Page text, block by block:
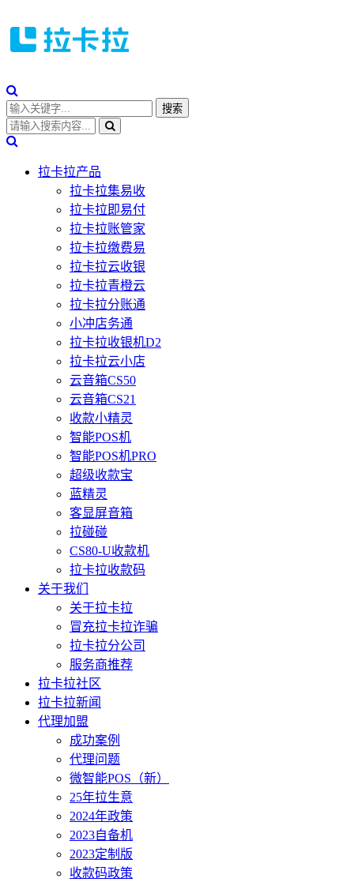
拉卡拉产品
拉卡拉集易收
拉卡拉即易付
拉卡拉账管家
拉卡拉缴费易
拉卡拉云收银
拉卡拉青橙云
拉卡拉分账通
小冲店务通
拉卡拉收银机D2
拉卡拉云小店
云音箱CS50
云音箱CS21
收款小精灵
智能POS机
智能POS机PRO
超级收款宝
蓝精灵
客显屏音箱
拉碰碰
CS80-U收款机
拉卡拉收款码
关于我们
关于拉卡拉
冒充拉卡拉诈骗
拉卡拉分公司
服务商推荐
拉卡拉社区
拉卡拉新闻
代理加盟
成功案例
代理问题
微智能POS（新）
25年拉生意
2024年政策
2023自备机
2023定制版
收款码政策